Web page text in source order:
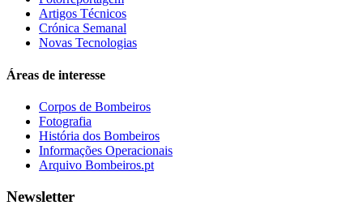
Artigos Técnicos
Crónica Semanal
Novas Tecnologias
Áreas de interesse
Corpos de Bombeiros
Fotografia
História dos Bombeiros
Informações Operacionais
Arquivo Bombeiros.pt
Newsletter